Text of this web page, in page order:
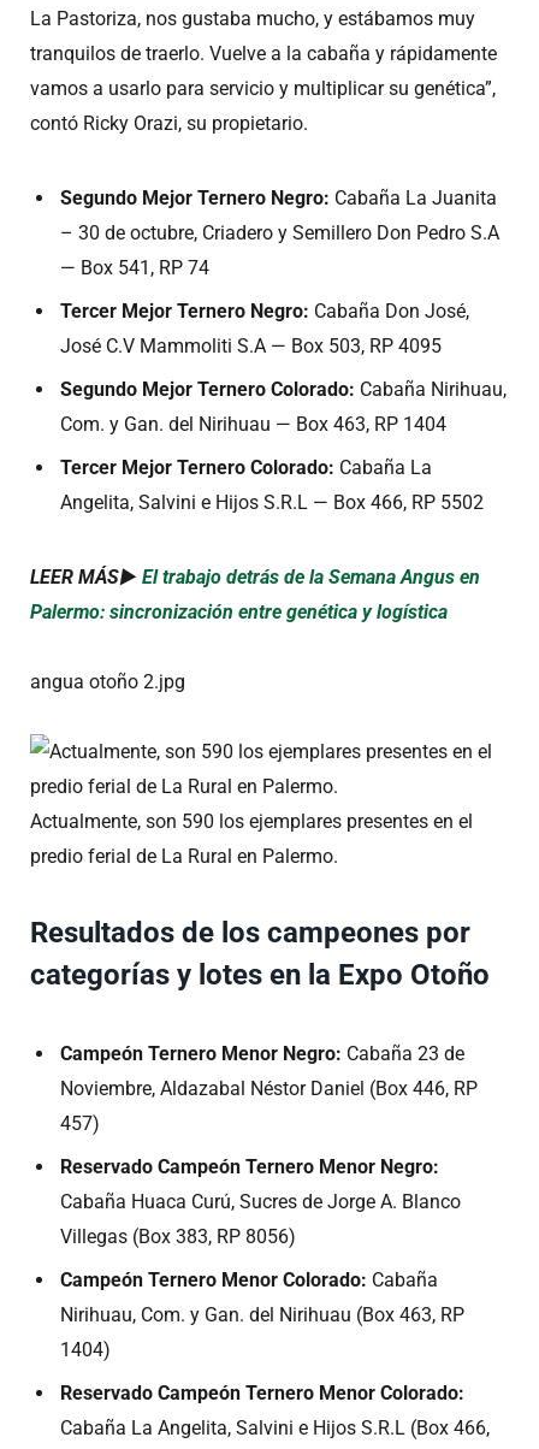
La Pastoriza, nos gustaba mucho, y estábamos muy
tranquilos de traerlo. Vuelve a la cabaña y rápidamente
vamos a usarlo para servicio y multiplicar su genética”,
contó Ricky Orazi, su propietario.
Segundo Mejor Ternero Negro: Cabaña La Juanita
– 30 de octubre, Criadero y Semillero Don Pedro S.A
— Box 541, RP 74
Tercer Mejor Ternero Negro: Cabaña Don José,
José C.V Mammoliti S.A — Box 503, RP 4095
Segundo Mejor Ternero Colorado: Cabaña Nirihuau,
Com. y Gan. del Nirihuau — Box 463, RP 1404
Tercer Mejor Ternero Colorado: Cabaña La
Angelita, Salvini e Hijos S.R.L — Box 466, RP 5502
LEER MÁS► El trabajo detrás de la Semana Angus en
Palermo: sincronización entre genética y logística
angua otoño 2.jpg
Actualmente, son 590 los ejemplares presentes en el
predio ferial de La Rural en Palermo.
Resultados de los campeones por
categorías y lotes en la Expo Otoño
Campeón Ternero Menor Negro: Cabaña 23 de
Noviembre, Aldazabal Néstor Daniel (Box 446, RP
457)
Reservado Campeón Ternero Menor Negro:
Cabaña Huaca Curú, Sucres de Jorge A. Blanco
Villegas (Box 383, RP 8056)
Campeón Ternero Menor Colorado: Cabaña
Nirihuau, Com. y Gan. del Nirihuau (Box 463, RP
1404)
Reservado Campeón Ternero Menor Colorado:
Cabaña La Angelita, Salvini e Hijos S.R.L (Box 466,